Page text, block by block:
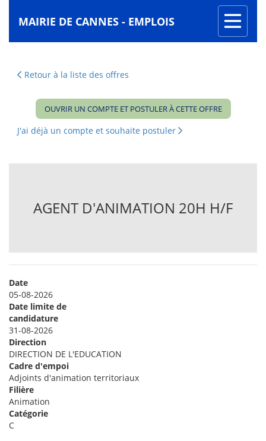
Toggle
MAIRIE DE CANNES - EMPLOIS
Retour à la liste des offres
OUVRIR UN COMPTE ET POSTULER À CETTE OFFRE
J'ai déjà un compte et souhaite postuler
AGENT D'ANIMATION 20H H/F
Date
05-08-2026
Date limite de
candidature
31-08-2026
Direction
DIRECTION DE L'EDUCATION
Cadre d'empoi
Adjoints d'animation territoriaux
Filière
Animation
Catégorie
C